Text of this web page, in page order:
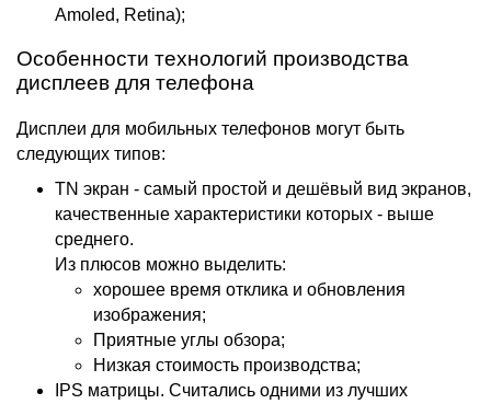
Amoled, Retina);
Особенности технологий производства
дисплеев для телефона
Дисплеи для мобильных телефонов могут быть
следующих типов:
TN экран - самый простой и дешёвый вид экранов,
качественные характеристики которых - выше
среднего.
Из плюсов можно выделить:
хорошее время отклика и обновления
изображения;
Приятные углы обзора;
Низкая стоимость производства;
IPS матрицы. Считались одними из лучших